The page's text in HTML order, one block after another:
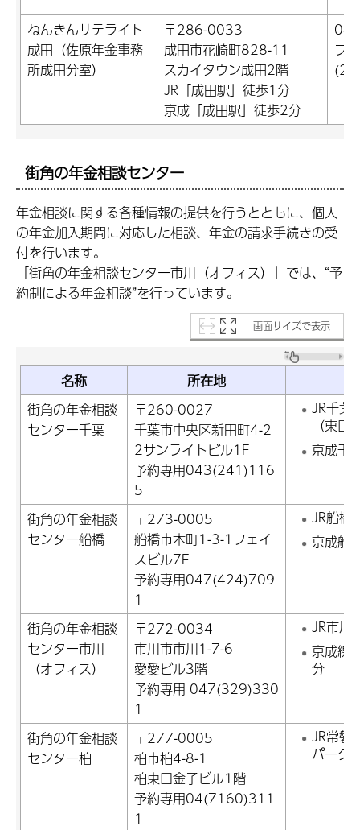
ねんきんサテライト
成田（佐原年金事務
所成田分室）
〒286-0033
成田市花崎町828-11
スカイタウン成田2階
JR「成田駅」徒歩1分
京成「成田駅」徒歩2分
フ
街角の年金相談センター
年金相談に関する各種情報の提供を行うとともに、個人
の年金加入期間に対応した相談、年金の請求手続きの受
付を行います。
「街角の年金相談センター市川（オフィス）」では、“予
約制による年金相談”を行っています。
画面サイズで表示
名称
所在地
街角の年金相談
センター千葉
〒260-0027
千葉市中央区新田町4-2
2サンライトビル1F
予約専用043(241)116
5
JR千葉
（東
京成千
街角の年金相談
センター船橋
〒273-0005
船橋市本町1-3-1フェイ
スビル7F
予約専用047(424)709
1
JR船橋
京成船
街角の年金相談
センター市川
（オフィス）
〒272-0034
市川市市川1-7-6
愛愛ビル3階
予約専用 047(329)330
1
JR市川
京成線
分
街角の年金相談
センター柏
〒277-0005
柏市柏4-8-1
柏東口金子ビル1階
予約専用04(7160)311
1
JR常磐
パーク